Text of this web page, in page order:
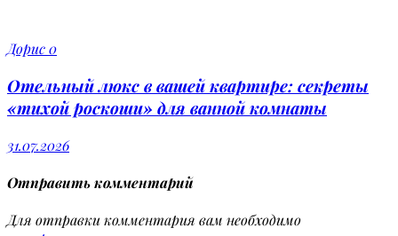
Дорис0
Отельный люкс в вашей квартире: секреты
«тихой роскоши» для ванной комнаты
31.07.2026
Отправить комментарий
Для отправки комментария вам необходимо